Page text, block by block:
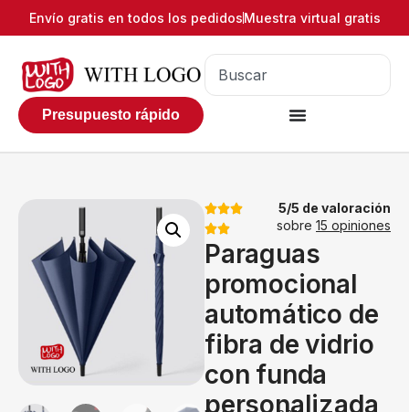
Envío gratis en todos los pedidosMuestra virtual gratis
Presupuesto rápido
5/5 de valoración
sobre 15 opiniones
Paraguas
promocional
automático de
fibra de vidrio
con funda
personalizada